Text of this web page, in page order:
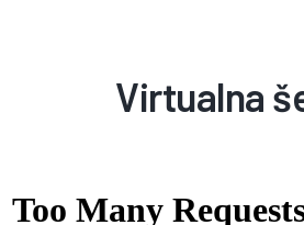
Virtualna